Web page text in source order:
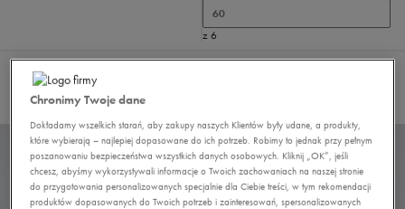
60
z 6
Wybrane filtry:
Chronimy Twoje dane
Dokładamy wszelkich starań, aby zakupy naszych Klientów były udane, a produkty,
które wybierają – najlepiej dopasowane do ich potrzeb. Robimy to jednak przy pełnym
poszanowaniu bezpieczeństwa wszystkich danych osobowych. Kliknij „OK”, jeśli
chcesz, abyśmy wykorzystywali informacje o Twoich zachowaniach na naszej stronie
do przygotowania personalizowanych specjalnie dla Ciebie treści, w tym rekomendacji
produktów dopasowanych do Twoich potrzeb i zainteresowań, spersonalizowanych